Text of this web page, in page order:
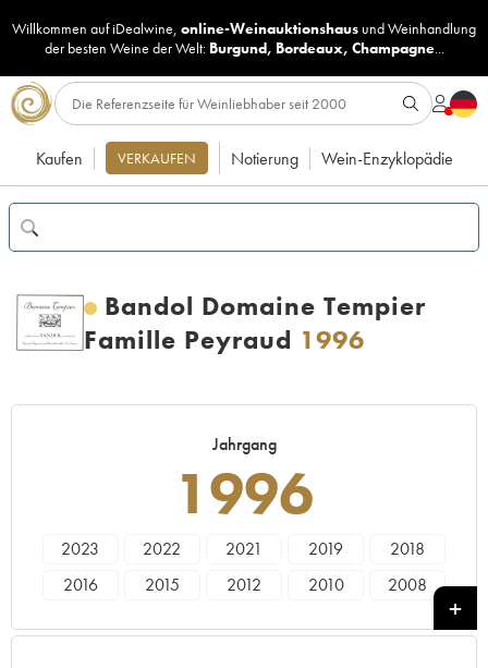
Willkommen auf iDealwine, online-Weinauktionshaus undWeinhandlung
der besten Weine der Welt: Burgund, Bordeaux, Champagne...
Kaufen VERKAUFEN Notierung Wein-Enzyklopädie
Bandol Domaine Tempier
Famille Peyraud 1996
Jahrgang
1996
2023 2022 2021 2019
2018
2016
2015 2012 2010
2008